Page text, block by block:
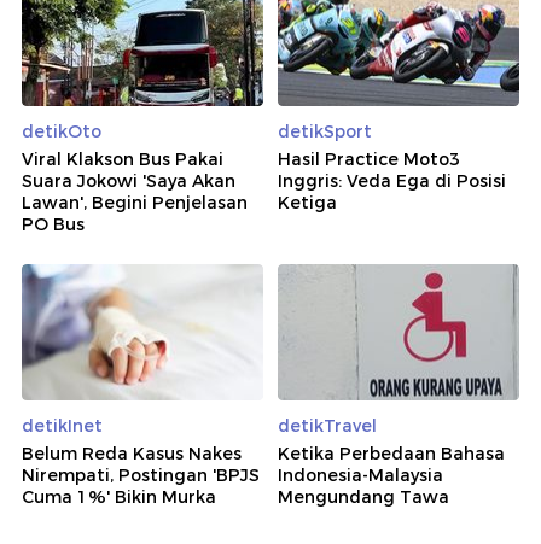
detikOto
Viral Klakson Bus Pakai
Suara Jokowi 'Saya Akan
Lawan', Begini Penjelasan
PO Bus
detikSport
Hasil Practice Moto3
Inggris: Veda Ega di Posisi
Ketiga
detikInet
Belum Reda Kasus Nakes
Nirempati, Postingan 'BPJS
Cuma 1%' Bikin Murka
detikTravel
Ketika Perbedaan Bahasa
Indonesia-Malaysia
Mengundang Tawa